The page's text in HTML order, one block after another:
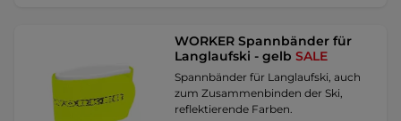
WORKER Spannbänder für
Langlaufski - gelbSALE
Spannbänder für Langlaufski, auch
zum Zusammenbinden der Ski,
reflektierende Farben.